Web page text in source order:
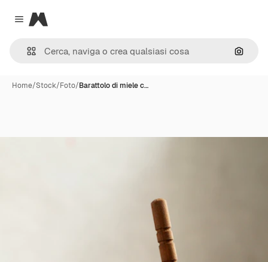
Close menu
Magnific
Cerca
Home/Stock/Foto/Barattolo di miele c…